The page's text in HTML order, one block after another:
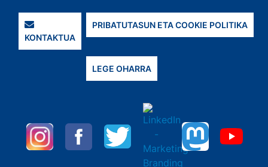
KONTAKTUA
PRIBATUTASUN ETA COOKIE POLITIKA
LEGE OHARRA